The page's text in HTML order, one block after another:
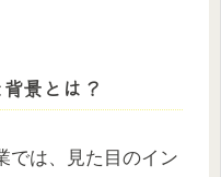
景とは？
では、見た目のイン